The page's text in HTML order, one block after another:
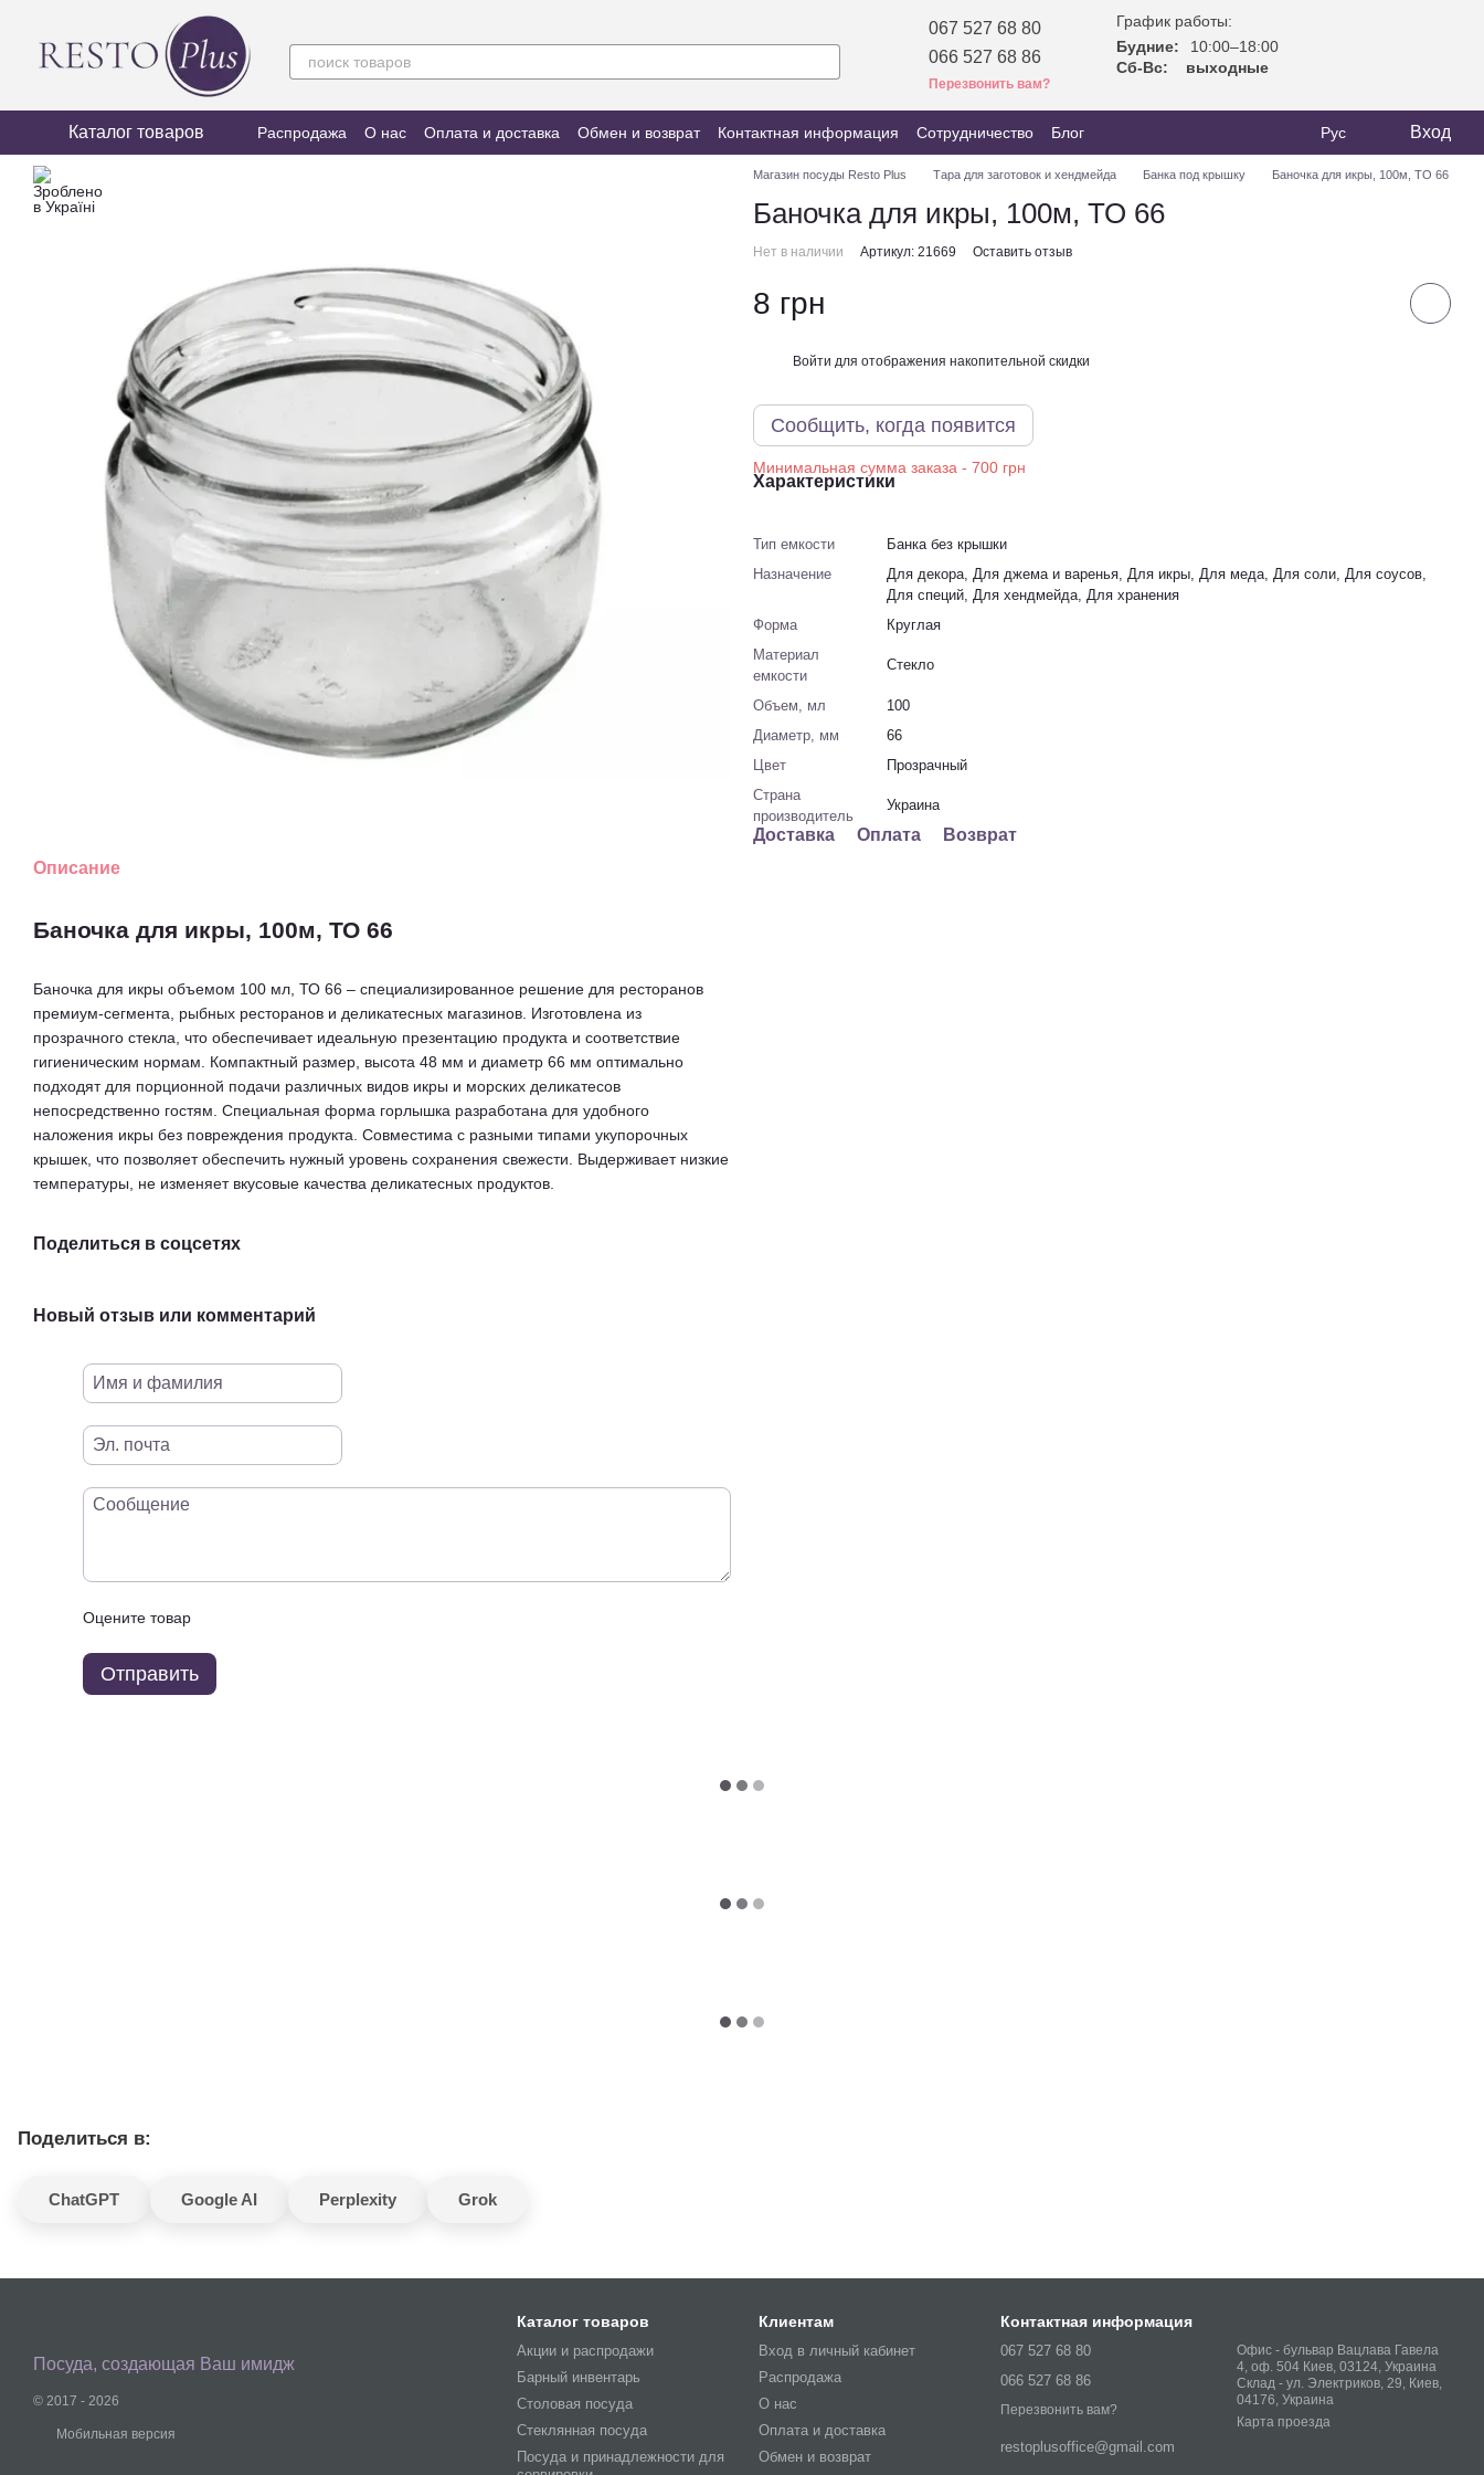
Перейти к основному контенту
067 527 68 80
066 527 68 86
Перезвонить вам?
График работы:
Будние:
10:00–18:00
Сб-Вс:
выходные
Каталог товаров Распродажа О нас Оплата и доставка Обмен и возврат Контактная информация Сотрудничество Блог Рус Вход
Описание
Баночка для икры, 100м, ТО 66
Баночка для икры объемом 100 мл, ТО 66 – специализированное решение для ресторанов
премиум-сегмента, рыбных ресторанов и деликатесных магазинов. Изготовлена из
прозрачного стекла, что обеспечивает идеальную презентацию продукта и соответствие
гигиеническим нормам. Компактный размер, высота 48 мм и диаметр 66 мм оптимально
подходят для порционной подачи различных видов икры и морских деликатесов
непосредственно гостям. Специальная форма горлышка разработана для удобного
наложения икры без повреждения продукта. Совместима с разными типами укупорочных
крышек, что позволяет обеспечить нужный уровень сохранения свежести. Выдерживает низкие
температуры, не изменяет вкусовые качества деликатесных продуктов.
Поделиться в соцсетях
Новый отзыв или комментарий
Оцените товар
Отправить
Магазин посуды Resto Plus Тара для заготовок и хендмейда Банка под крышку Баночка для икры, 100м, ТО 66
Баночка для икры, 100м, ТО 66
Нет в наличии Артикул: 21669 Оставить отзыв
8 грн
Войти для отображения накопительной скидки
Сообщить, когда появится
Характеристики
Тип емкости
Банка без крышки
Назначение
Для декора, Для джема и варенья, Для икры, Для меда, Для соли, Для соусов,
Для специй, Для хендмейда, Для хранения
Форма
Круглая
Материал
емкости
Стекло
Объем, мл
100
Диаметр, мм
66
Цвет
Прозрачный
Страна
производитель
Украина
Доставка Оплата Возврат
Поделиться в:
ChatGPT Google AI Perplexity Grok
Посуда, создающая Ваш имидж
© 2017 - 2026
Мобильная версия
Каталог товаров
Акции и распродажи
Барный инвентарь
Столовая посуда
Стеклянная посуда
Посуда и принадлежности для
Клиентам
Вход в личный кабинет
Распродажа
О нас
Оплата и доставка
Обмен и возврат
Контактная информация
067 527 68 80
066 527 68 86
Перезвонить вам?
restoplusoffice@gmail.com
Офис - бульвар Вацлава Гавела
4, оф. 504 Киев, 03124, Украина
Склад - ул. Электриков, 29, Киев,
04176, Украина
Карта проезда